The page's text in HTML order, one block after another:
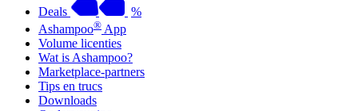
Deals
%
Ashampoo® App
Volume licenties
Wat is Ashampoo?
Marketplace-partners
Tips en trucs
Downloads